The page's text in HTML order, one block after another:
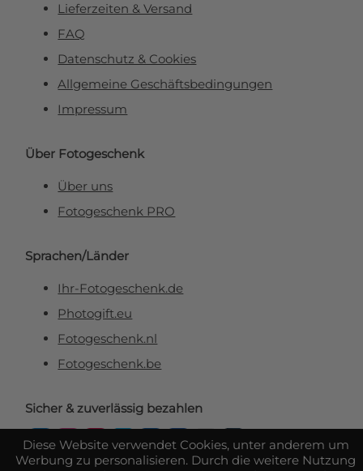
Diese Website verwendet Cookies, unter anderem um
Werbung zu personalisieren. Durch die weitere Nutzung
Lieferzeiten & Versand
FAQ
Datenschutz & Cookies
Allgemeine Geschäftsbedingungen
Impressum
Über Fotogeschenk
Über uns
Fotogeschenk PRO
Sprachen/Länder
Ihr-Fotogeschenk.de
Photogift.eu
Fotogeschenk.nl
Fotogeschenk.be
Sicher & zuverlässig bezahlen